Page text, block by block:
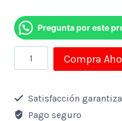
Pregunta por este
Monitor
Samsung
49"
Qled
Compra
Satisfacción
Pago seguro